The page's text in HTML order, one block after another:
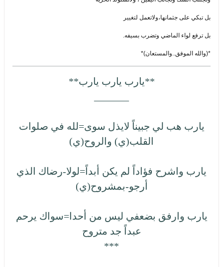
بل تبكي على جثمانها،ولاتعمل لتغيير
بل ترفع لواء الماضي وتضرب بسيفه.
*(والله الموفق..والمستعان)*
**يارب يارب يارب**
يارب هب لي جبيناً لايذل سوى=لله في صلوات
القلب(ي) والروح(ي)
يارب واشرح فؤاداً لم يكن أبداً=لولا-رضاك الذي
أرجو-بمشروح(ي)
يارب وارفق بضعفي ليس من أحدا=سواك يرحم
عبداً جد متروح
***